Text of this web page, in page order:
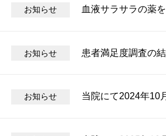
お知らせ 血液サラサラの薬
お知らせ 患者満足度調査の
お知らせ 当院にて2024年10